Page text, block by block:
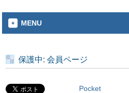
MENU
保護中: 会員ページ
Pocket